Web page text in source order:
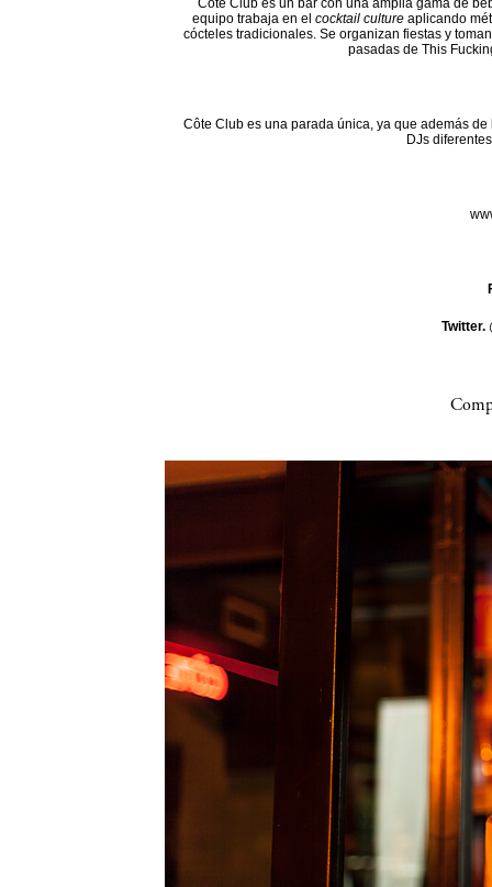
equipo trabaja en el cocktail culture aplicando
cócteles tradicionales. Se organizan fiestas y
pasadas de This
Côte Club es una parada única, ya que además
DJs
Twitter.